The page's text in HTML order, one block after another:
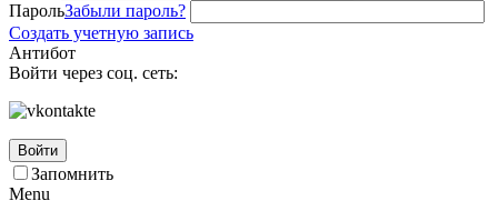
ПарольЗабыли пароль?
Создать учетную запись
Антибот
Войти через соц. сеть:
Войти
Запомнить
Menu